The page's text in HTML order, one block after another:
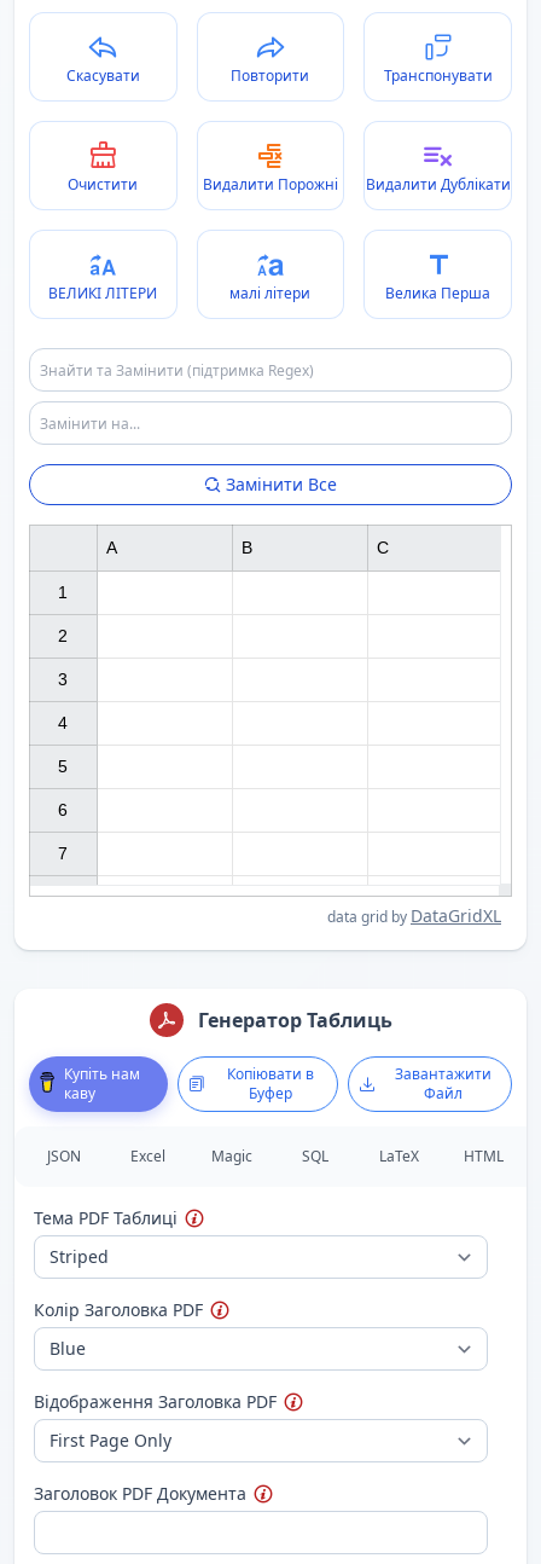
Скасувати Повторити Транспонувати
Очистити Видалити Порожні Видалити Дублікати
ВЕЛИКІ ЛІТЕРИ малі літери Велика Перша
Замінити Все
1
2
3
4
5
6
7
A B C
data grid by DataGridXL
Генератор Таблиць
Купіть нам
каву
Копіювати в
Буфер
Завантажити
Файл
JSON Excel Magic SQL LaTeX HTML
Тема PDF Таблиці
Колір Заголовка PDF
Відображення Заголовка PDF
Заголовок PDF Документа